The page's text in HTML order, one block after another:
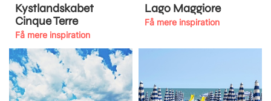
Kystlandskabet
Cinque Terre
Få mere inspiration
Lago Maggiore
Få mere inspiration